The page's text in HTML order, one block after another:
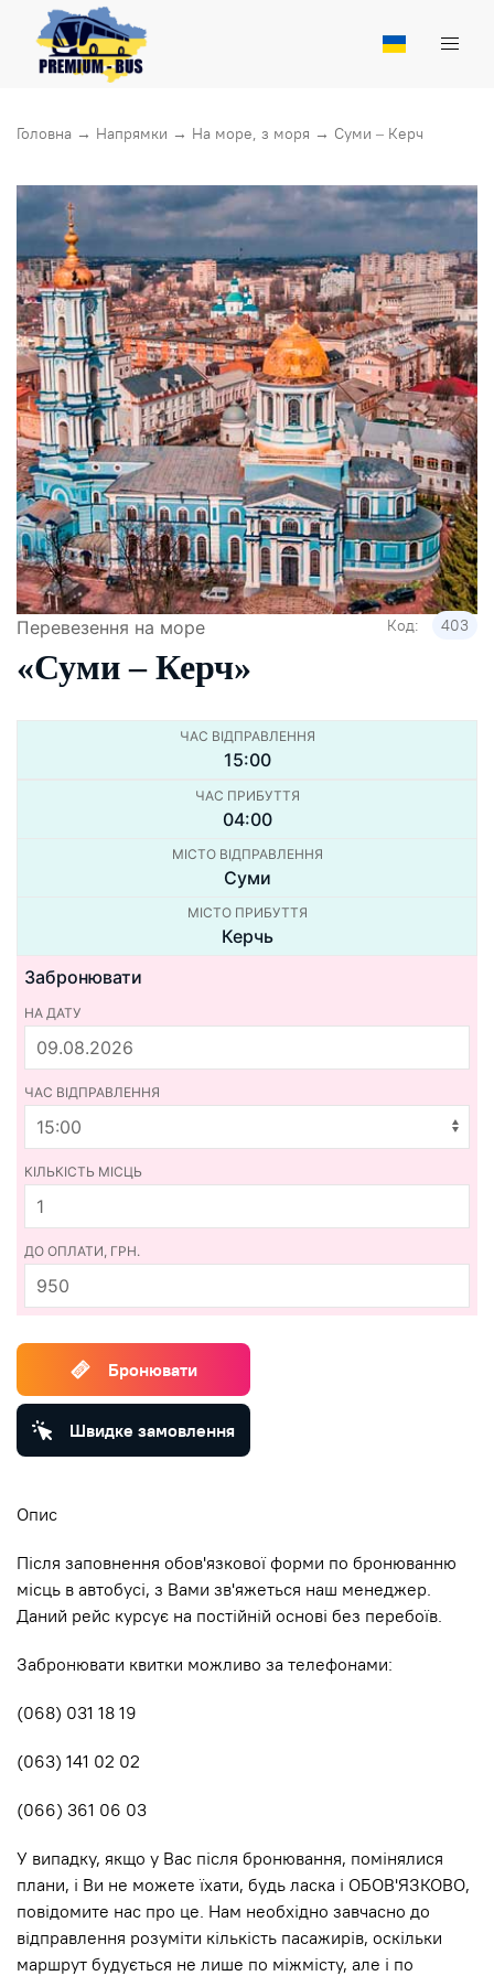
Головна → Напрямки → На море, з моря → Суми – Керч
Перевезення на море Код: 403
«Суми – Керч»
ЧАС ВІДПРАВЛЕННЯ
15:00
ЧАС ПРИБУТТЯ
04:00
МІСТО ВІДПРАВЛЕННЯ
Суми
МІСТО ПРИБУТТЯ
Керчь
Забронювати
НА ДАТУ
ЧАС ВІДПРАВЛЕННЯ
КІЛЬКІСТЬ МІСЦЬ
ДО ОПЛАТИ, ГРН.
950
Бронювати
Швидке замовлення
Опис
Після заповнення обов'язкової форми по бронюванню
місць в автобусі, з Вами зв'яжеться наш менеджер.
Даний рейс курсує на постійній основі без перебоїв.
Забронювати квитки можливо за телефонами:
(068) 031 18 19
(063) 141 02 02
(066) 361 06 03
У випадку, якщо у Вас після бронювання, помінялися
плани, і Ви не можете їхати, будь ласка і ОБОВ'ЯЗКОВО,
повідомите нас про це. Нам необхідно завчасно до
відправлення розуміти кількість пасажирів, оскільки
маршрут будується не лише по мiжмiсту, але і по